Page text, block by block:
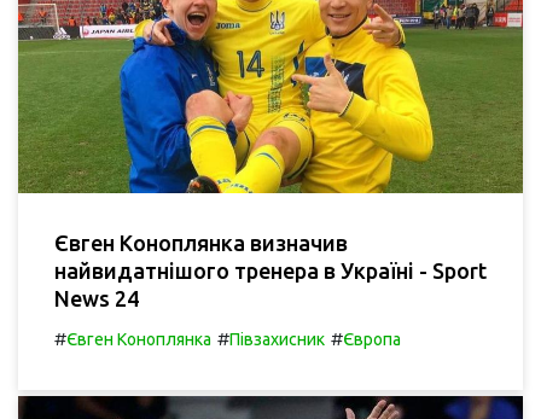
Євген Коноплянка визначив
найвидатнішого тренера в Україні - Sport
News 24
#Євген Коноплянка #Півзахисник #Європа